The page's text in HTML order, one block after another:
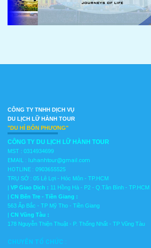
CÔNG TY TNHH DỊCH VỤ
DU LỊCH LỮ HÀNH TOUR
"DU HÍ BỐN PHƯƠNG"
CÔNG TY DU LỊCH LỮ HÀNH TOUR
MST : 0314934699
EMAIL : luhanhtour@gmail.com
HOTLINE : 0903655525
TRỤ SỞ : 05 Lê Lợi - Hóc Môn - TP.HCM
VP Giao Dịch : 11 Hồng Hà - P2 - Q.Tân Bình - TP.HCM
CN Bến Tre - Tiền Giang :
563 Ấp Bắc - TP Mỹ Tho - Tiền Giang
CN Vũng Tàu :
178 Nguyễn Thiện Thuật - P. Thống Nhất - TP Vũng Tàu
CHUYÊN TỔ CHỨC :